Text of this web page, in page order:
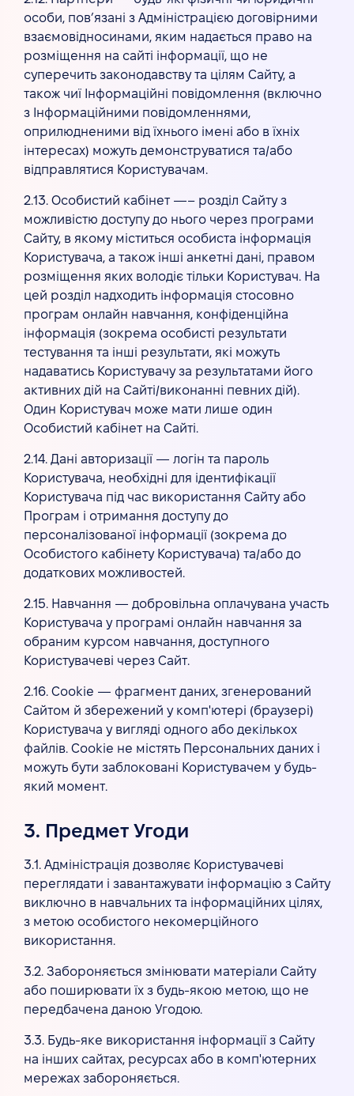
особи, пов’язані з Адміністрацією договірними
взаємовідносинами, яким надається право на
розміщення на сайті інформації, що не
суперечить законодавству та цілям Сайту, а
також чиї Інформаційні повідомлення (включно
з Інформаційними повідомленнями,
оприлюдненими від їхнього імені або в їхніх
інтересах) можуть демонструватися та/або
відправлятися Користувачам.
2.13. Особистий кабінет —– розділ Сайту з
можливістю доступу до нього через програми
Сайту, в якому міститься особиста інформація
Користувача, а також інші анкетні дані, правом
розміщення яких володіє тільки Користувач. На
цей розділ надходить інформація стосовно
програм онлайн навчання, конфіденційна
інформація (зокрема особисті результати
тестування та інші результати, які можуть
надаватись Користувачу за результатами його
активних дій на Сайті/виконанні певних дій).
Один Користувач може мати лише один
Особистий кабінет на Сайті.
2.14. Дані авторизації — логін та пароль
Користувача, необхідні для ідентифікації
Користувача під час використання Сайту або
Програм і отримання доступу до
персоналізованої інформації (зокрема до
Особистого кабінету Користувача) та/або до
додаткових можливостей.
2.15. Навчання — добровільна оплачувана участь
Користувача у програмі онлайн навчання за
обраним курсом навчання, доступного
Користувачеві через Сайт.
2.16. Cookie — фрагмент даних, згенерований
Сайтом й збережений у комп'ютері (браузері)
Користувача у вигляді одного або декількох
файлів. Cookie не містять Персональних даних і
можуть бути заблоковані Користувачем у будь-
який момент.
3. Предмет Угоди
3.1. Адміністрація дозволяє Користувачеві
переглядати і завантажувати інформацію з Сайту
виключно в навчальних та інформаційних цілях,
з метою особистого некомерційного
використання.
3.2. Забороняється змінювати матеріали Сайту
або поширювати їх з будь-якою метою, що не
передбачена даною Угодою.
3.3. Будь-яке використання інформації з Сайту
на інших сайтах, ресурсах або в комп'ютерних
мережах забороняється.